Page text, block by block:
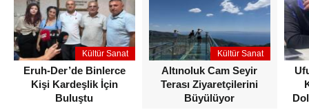
Kültür Sanat
Eruh-Der’de Binlerce
Kişi Kardeşlik İçin
Buluştu
Kültür Sanat
Altınoluk Cam Seyir
Terası Ziyaretçilerini
Büyülüyor